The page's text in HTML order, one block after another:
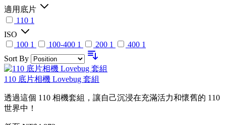
適用底片
110 1
ISO
100 1 100-400 1 200 1 400 1
Sort By
110 底片相機 Lovebug 套組
透過這個 110 相機套組，讓自己沉浸在充滿活力和懷舊的 110
世界中！